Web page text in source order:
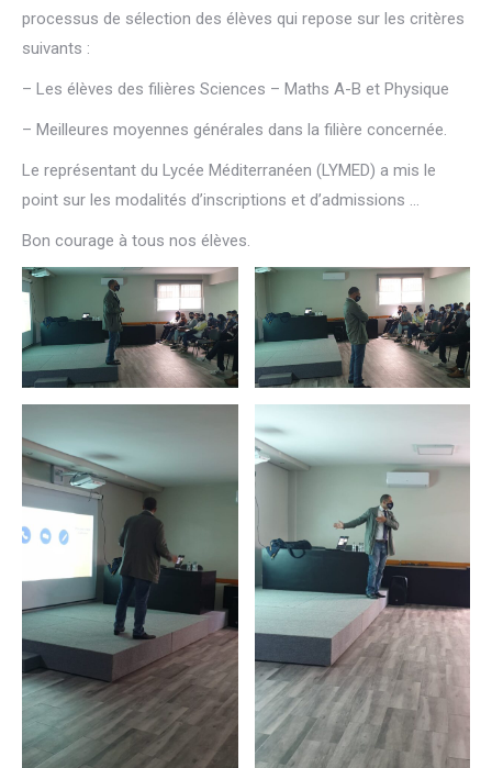
processus de sélection des élèves qui repose sur les critères
suivants :
– Les élèves des filières Sciences – Maths A-B et Physique
– Meilleures moyennes générales dans la filière concernée.
Le représentant du Lycée Méditerranéen (LYMED) a mis le
point sur les modalités d’inscriptions et d’admissions …
Bon courage à tous nos élèves.